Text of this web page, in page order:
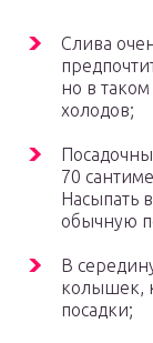
Слива
но в
холодов;
70
Насыпать
обычную
В
колышек,
посадки;